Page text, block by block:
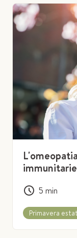
5 min
Primavera